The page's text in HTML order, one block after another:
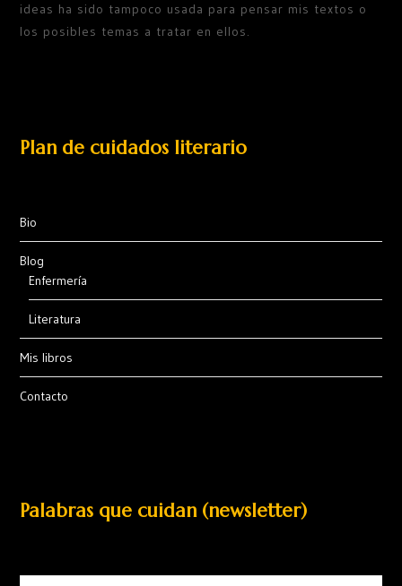
ideas ha sido tampoco usada para pensar mis textos o
los posibles temas a tratar en ellos.
Plan de cuidados literario
Bio
Blog
Enfermería
Literatura
Mis libros
Contacto
Palabras que cuidan (newsletter)